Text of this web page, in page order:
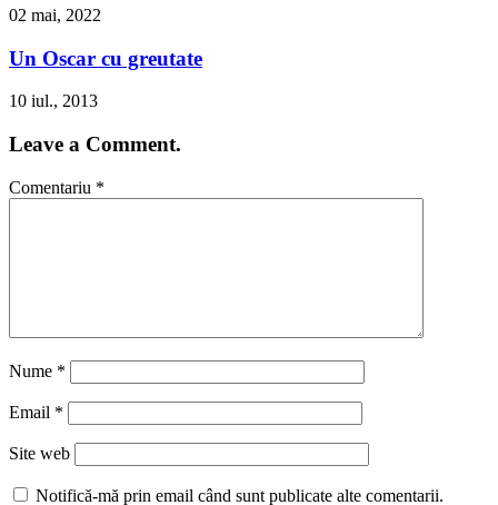
02 mai, 2022
Un Oscar cu greutate
10 iul., 2013
Leave a Comment.
Comentariu *
Nume *
Email *
Site web
Notifică-mă prin email când sunt publicate alte comentarii.